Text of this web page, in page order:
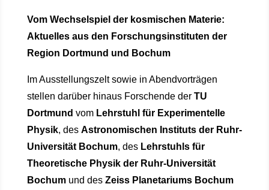
Vom Wechselspiel der kosmischen Materie:
Aktuelles aus den Forschungsinstituten der
Region Dortmund und Bochum
Im Ausstellungszelt sowie in Abendvorträgen
stellen darüber hinaus Forschende der TU
Dortmund vom Lehrstuhl für Experimentelle
Physik, des Astronomischen Instituts der Ruhr-
Universität Bochum, des Lehrstuhls für
Theoretische Physik der Ruhr-Universität
Bochumund des Zeiss Planetariums Bochum